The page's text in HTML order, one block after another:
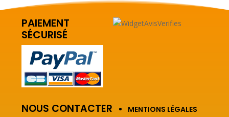
PAIEMENT
SÉCURISÉ
NOUS CONTACTER
MENTIONS LÉGALES